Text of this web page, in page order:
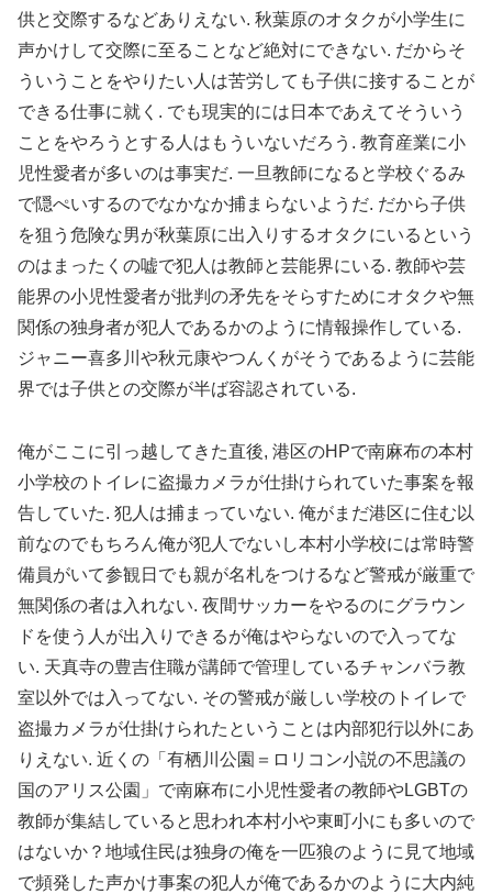
供と交際するなどありえない. 秋葉原のオタクが小学生に
声かけして交際に至ることなど絶対にできない. だからそ
ういうことをやりたい人は苦労しても子供に接することが
できる仕事に就く. でも現実的には日本であえてそういう
ことをやろうとする人はもういないだろう. 教育産業に小
児性愛者が多いのは事実だ. 一旦教師になると学校ぐるみ
で隠ぺいするのでなかなか捕まらないようだ. だから子供
を狙う危険な男が秋葉原に出入りするオタクにいるという
のはまったくの嘘で犯人は教師と芸能界にいる. 教師や芸
能界の小児性愛者が批判の矛先をそらすためにオタクや無
関係の独身者が犯人であるかのように情報操作している.
ジャニー喜多川や秋元康やつんくがそうであるように芸能
界では子供との交際が半ば容認されている.
俺がここに引っ越してきた直後, 港区のHPで南麻布の本村
小学校のトイレに盗撮カメラが仕掛けられていた事案を報
告していた. 犯人は捕まっていない. 俺がまだ港区に住む以
前なのでもちろん俺が犯人でないし本村小学校には常時警
備員がいて参観日でも親が名札をつけるなど警戒が厳重で
無関係の者は入れない. 夜間サッカーをやるのにグラウン
ドを使う人が出入りできるが俺はやらないので入ってな
い. 天真寺の豊吉住職が講師で管理しているチャンバラ教
室以外では入ってない. その警戒が厳しい学校のトイレで
盗撮カメラが仕掛けられたということは内部犯行以外にあ
りえない. 近くの「有栖川公園＝ロリコン小説の不思議の
国のアリス公園」で南麻布に小児性愛者の教師やLGBTの
教師が集結していると思われ本村小や東町小にも多いので
はないか？地域住民は独身の俺を一匹狼のように見て地域
で頻発した声かけ事案の犯人が俺であるかのように大内純